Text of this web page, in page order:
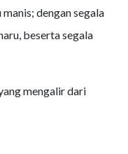
dengan segala
beserta segala
mengalir dari